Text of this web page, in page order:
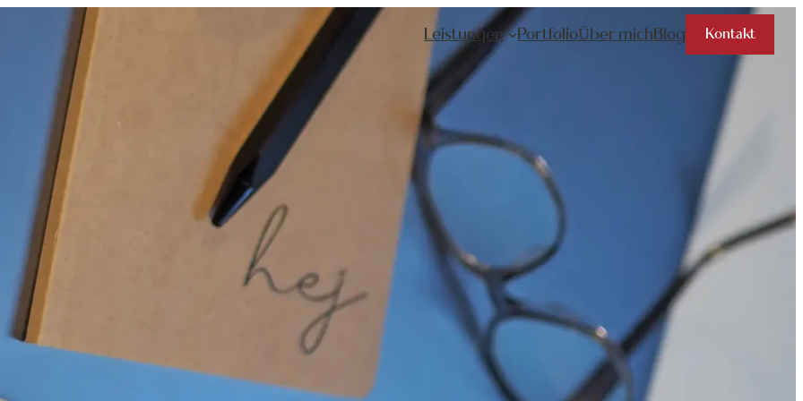
Leistungen PortfolioÜber michBlog Kontakt
Kowalskis im Park